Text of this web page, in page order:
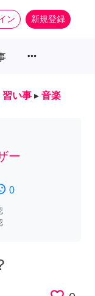
ン 新規登録
more_horiz
習い事 ▸ 音楽
ー
0